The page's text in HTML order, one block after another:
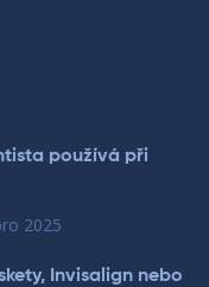
používá při
2025
Invisalign nebo